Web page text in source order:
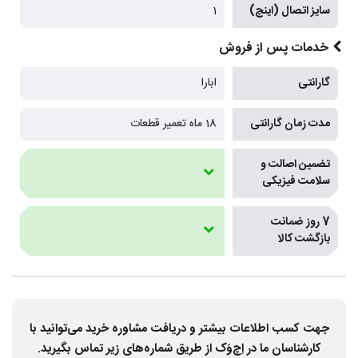
سایز اتصال (اینچ) 1
خدمات پس از فروش
گارانتی ابارا
مدت زمان گارانتی 18 ماه تعمیر قطعات
تضمین اصالت و
سلامت فیزیکی
7 روز ضمانت
بازگشت کالا
جهت کسب اطلاعات بیشتر و دریافت مشاوره خرید می‌توانید با
کارشناسان ما در اِچ‌وَک از طریق شماره‌های زیر تماس بگیرید.